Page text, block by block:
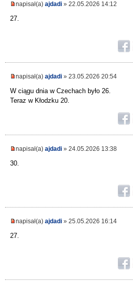
napisał(a) ajdadi » 22.05.2026 14:12
27.
napisał(a) ajdadi » 23.05.2026 20:54
W ciągu dnia w Czechach było 26.
Teraz w Kłodzku 20.
napisał(a) ajdadi » 24.05.2026 13:38
30.
napisał(a) ajdadi » 25.05.2026 16:14
27.